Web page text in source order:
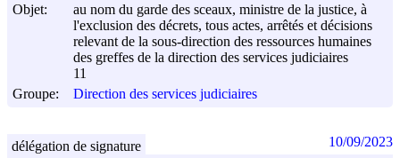
Objet:
au nom du garde des sceaux, ministre de la justice, à
l'exclusion des décrets, tous actes, arrêtés et décisions
relevant de la sous-direction des ressources humaines
des greffes de la direction des services judiciaires
11
Groupe:
Direction des services judiciaires
délégation de signature 10/09/2023